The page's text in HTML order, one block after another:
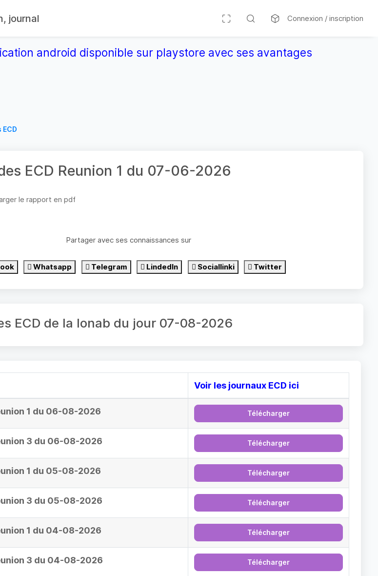
journal Connexion / inscription
android disponible sur playstore avec ses avantages
ECD Reunion 1 du 07-06-2026
le rapport en pdf
Partager avec ses connaissances sur
Whatsapp Telegram LindedIn Sociallinki Twitter
ECD de la lonab du jour 07-08-2026
Voir les journaux ECD ici
1 du 06-08-2026 Télécharger
3 du 06-08-2026 Télécharger
1 du 05-08-2026 Télécharger
3 du 05-08-2026 Télécharger
1 du 04-08-2026 Télécharger
3 du 04-08-2026 Télécharger